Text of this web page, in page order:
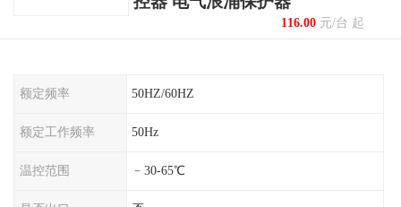
116.00元/台 起
额定频率 50HZ/60HZ
额定工作频率 50Hz
温控范围 ﹣30-65℃